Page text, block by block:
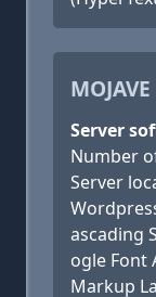
Server
Number
Server
ascading
ogle Font
Markup